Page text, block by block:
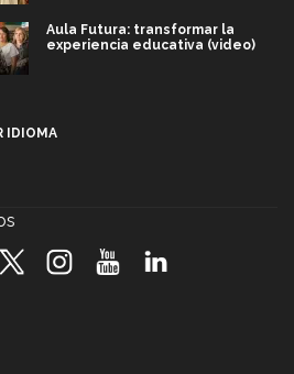
Aula Futura: transformar la
experiencia educativa (video)
robótica FIRST 2026! (video)
IDIOMA